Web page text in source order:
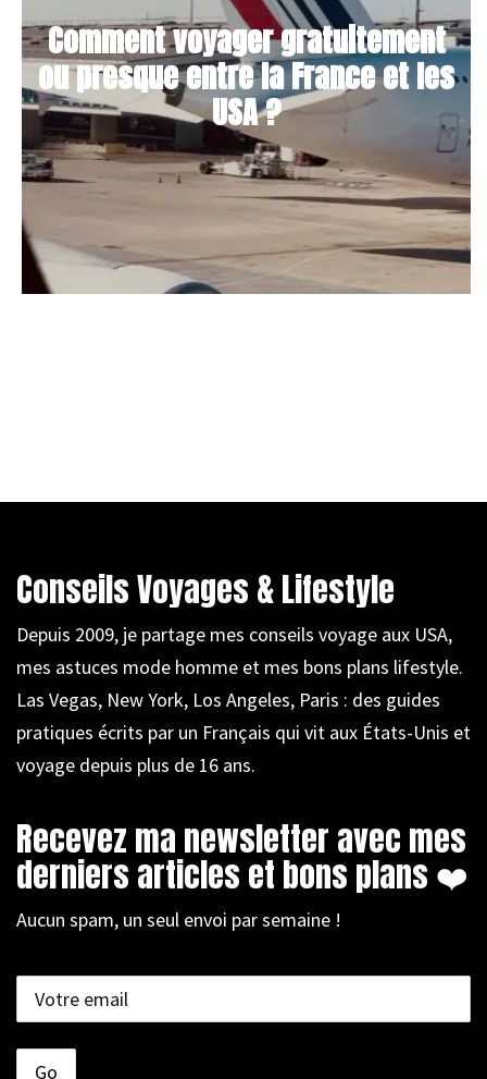
Comment voyager gratuitement
ou presque entre la France et les
USA ?
Conseils Voyages & Lifestyle
Depuis 2009, je partage mes conseils voyage aux USA,
mes astuces mode homme et mes bons plans lifestyle.
Las Vegas, New York, Los Angeles, Paris : des guides
pratiques écrits par un Français qui vit aux États-Unis et
voyage depuis plus de 16 ans.
Recevez ma newsletter avec mes
derniers articles et bons plans ❤️
Aucun spam, un seul envoi par semaine !